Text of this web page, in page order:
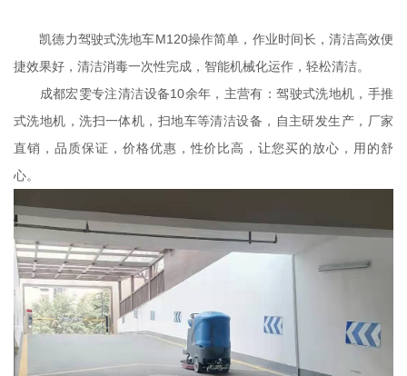
凯德力驾驶式洗地车M120操作简单，作业时间长，清洁高效便
捷效果好，清洁消毒一次性完成，智能机械化运作，轻松清洁。
成都宏雯专注清洁设备10余年，主营有：驾驶式洗地机，手推
式洗地机，洗扫一体机，扫地车等清洁设备，自主研发生产，厂家
直销，品质保证，价格优惠，性价比高，让您买的放心，用的舒
心。